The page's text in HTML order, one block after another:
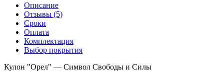
Описание
Отзывы (5)
Сроки
Оплата
Комплектация
Выбор покрытия
Кулон "Орел" — Символ Свободы и Силы